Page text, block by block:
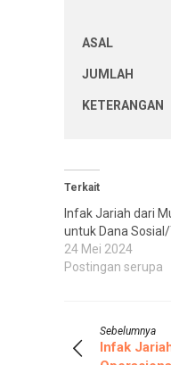
ASAL
JUMLAH
KETERANGAN
Terkait
Infak Jariah dari
untuk Dana
24 Mei 2024
Postingan serupa
Sebelumnya
Infak